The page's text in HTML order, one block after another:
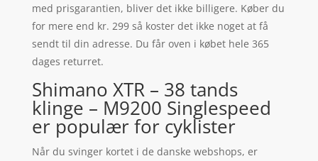
med prisgarantien, bliver det ikke billigere. Køber du
for mere end kr. 299 så koster det ikke noget at få
sendt til din adresse. Du får oven i købet hele 365
dages returret.
Shimano XTR – 38 tands
klinge – M9200 Singlespeed
er populær for cyklister
Når du svinger kortet i de danske webshops, er